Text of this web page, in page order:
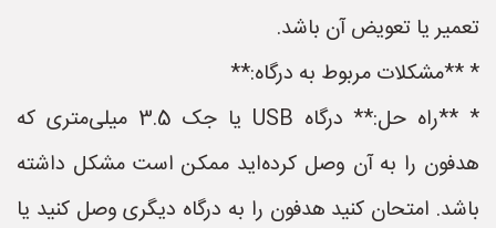
تعمیر یا تعویض آن باشد.
* **مشکلات مربوط به درگاه:**
* **راه حل:** درگاه USB یا جک 3.5 میلی‌متری که
هدفون را به آن وصل کرده‌اید ممکن است مشکل داشته
باشد. امتحان کنید هدفون را به درگاه دیگری وصل کنید یا